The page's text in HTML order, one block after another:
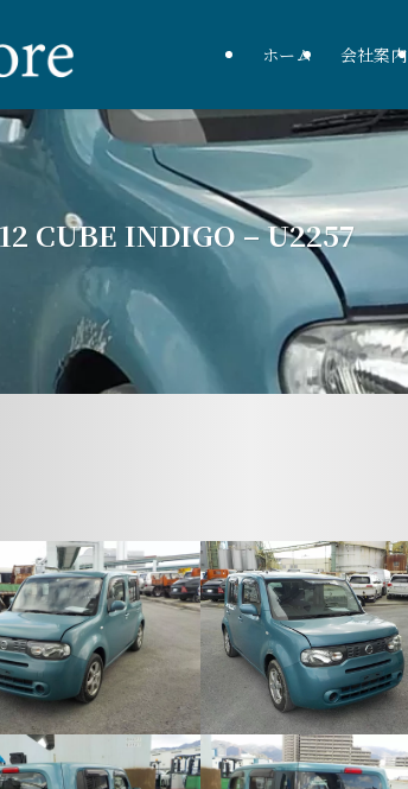
ホーム 会社案内
CUBE INDIGO – U2257